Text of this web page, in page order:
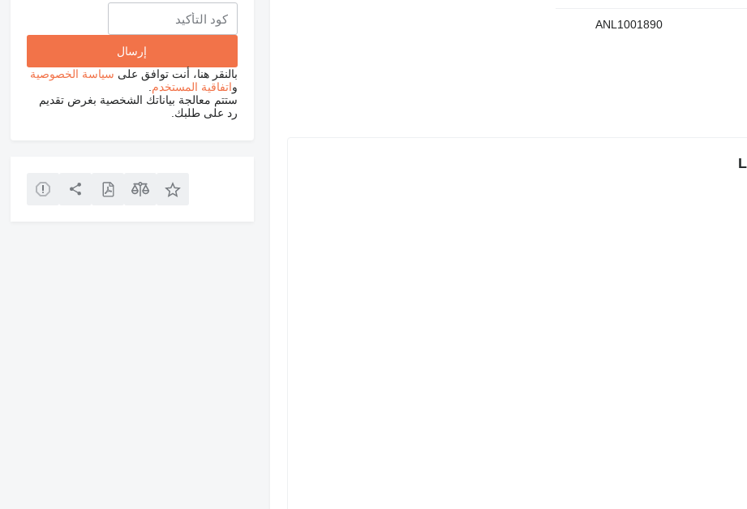
ANL1001890
بالنقر هنا، أنت توافق على سياسة الخصوصية
واتفاقية المستخدم
ستتم معالجة بياناتك الشخصية بغرض تقديم
رد على طلبك.